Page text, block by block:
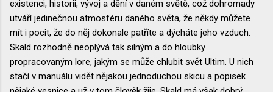
existenci, historii, vývoj a dění v daném světě, což dohromady
utváří jedinečnou atmosféru daného světa, že někdy můžete
mít i pocit, že do něj dokonale patříte a dýcháte jeho vzduch.
Skald rozhodně neoplývá tak silným a do hloubky
propracovaným lore, jakým se může chlubit svět Ultim. U nich
stačí v manuálu vidět nějakou jednoduchou skicu a popisek